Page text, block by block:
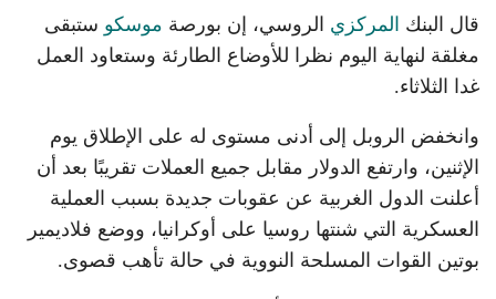
قال البنك المركزي الروسي، إن بورصة موسكو ستبقى
مغلقة لنهاية اليوم نظرا للأوضاع الطارئة وستعاود العمل
غدا الثلاثاء.
وانخفض الروبل إلى أدنى مستوى له على الإطلاق يوم
الإثنين، وارتفع الدولار مقابل جميع العملات تقريبًا بعد أن
أعلنت الدول الغربية عن عقوبات جديدة بسبب العملية
العسكرية التي شنتها روسيا على أوكرانيا، ووضع فلاديمير
بوتين القوات المسلحة النووية في حالة تأهب قصوى.